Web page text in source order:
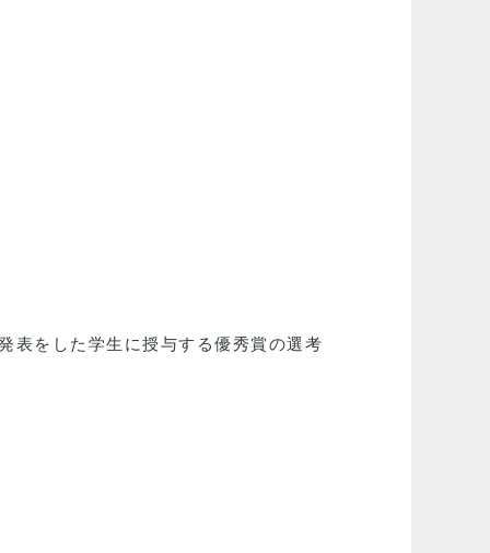
表をした学生に授与する優秀賞の選考